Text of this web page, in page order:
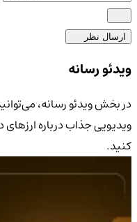
ارسال نظر
4.9/5
ویدئو رسانه
در بخش ویدئو رسانه،
ویدیویی جذاب درباره
کنید.